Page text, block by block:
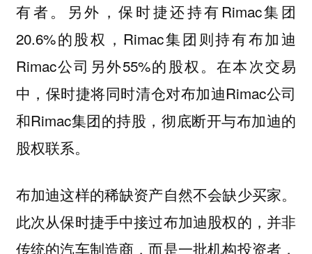
有者。另外，保时捷还持有Rimac集团
20.6%的股权，Rimac集团则持有布加迪
Rimac公司另外55%的股权。在本次交易
中，保时捷将同时清仓对布加迪Rimac公司
和Rimac集团的持股，彻底断开与布加迪的
股权联系。
布加迪这样的稀缺资产自然不会缺少买家。
此次从保时捷手中接过布加迪股权的，并非
传统的汽车制造商，而是一批机构投资者，